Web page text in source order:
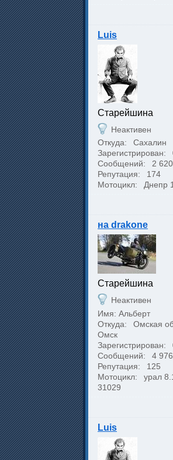
Luis
Cтарейшина
Неактивен
Откуда:
Сахалин
Зарегистрирован:
Сообщений:
2 620
Репутация:
174
Мотоцикл:
Днепр
на drakone
Cтарейшина
Неактивен
Имя: Альберт
Откуда:
Омская
Омск
Зарегистрирован:
Сообщений:
4 976
Репутация:
125
Мотоцикл:
урал
31029
Luis